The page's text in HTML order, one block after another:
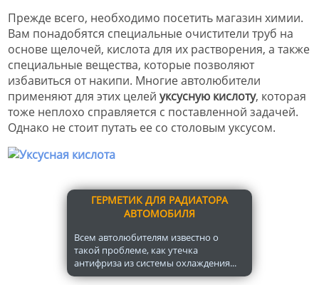
Прежде всего, необходимо посетить магазин химии.
Вам понадобятся специальные очистители труб на
основе щелочей, кислота для их растворения, а также
специальные вещества, которые позволяют
избавиться от накипи. Многие автолюбители
применяют для этих целей уксусную кислоту, которая
тоже неплохо справляется с поставленной задачей.
Однако не стоит путать ее со столовым уксусом.
ГЕРМЕТИК ДЛЯ РАДИАТОРА
АВТОМОБИЛЯ
Всем автолюбителям известно о
такой проблеме, как утечка
антифриза из системы охлаждения...